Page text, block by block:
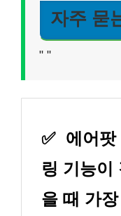
자주 묻
" "
✅ 에어
링 기능이
을 때 가